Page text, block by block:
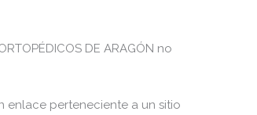
DE ARAGÓN no
enlace perteneciente a un sitio